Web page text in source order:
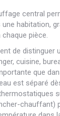
central
habitation,
pièce.
de distinguer
cuisine,
que
est séparé
chauffant)